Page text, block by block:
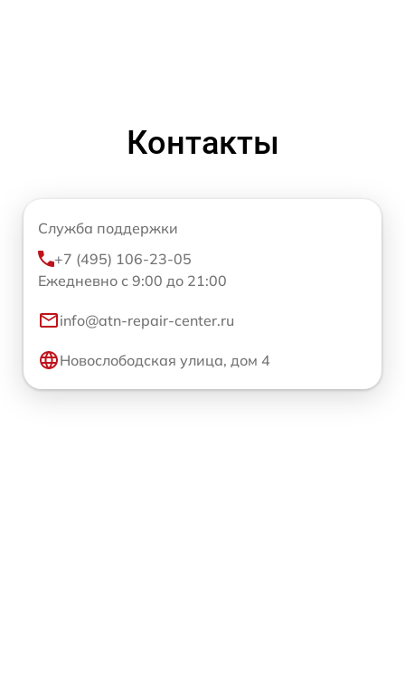
Контакты
Служба поддержки
+7 (495) 106-23-05
Ежедневно с 9:00 до 21:00
info@atn-repair-center.ru
Новослободская улица, дом 4